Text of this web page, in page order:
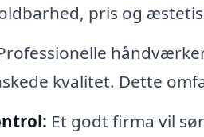
pris og
kvalitet. Dette
Et godt firma vil